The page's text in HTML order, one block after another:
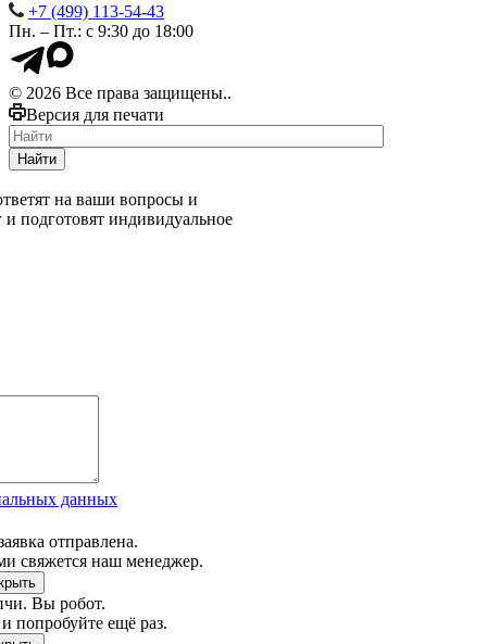
+7 (499) 113-54-43
Пн. – Пт.: с 9:30 до 18:00
© 2026 Все права защищены..
Версия для печати
Найти
на ваши вопросы и
и подготовят индивидуальное
данных
отправлена.
свяжется наш менеджер.
Вы робот.
попробуйте ещё раз.